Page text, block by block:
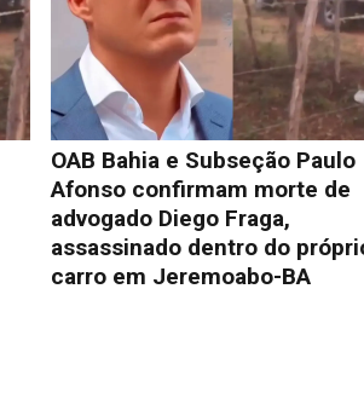
OAB Bahia e Subseção Paulo
Afonso confirmam morte de
advogado Diego Fraga,
assassinado dentro do
carro em Jeremoabo-BA